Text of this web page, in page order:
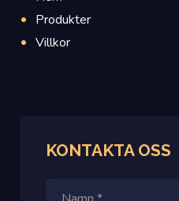
Produkter
Villkor
KONTAKTA OSS